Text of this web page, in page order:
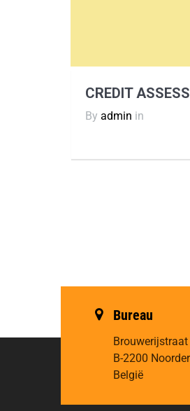
CREDIT
By admin in
Bureau
Brouwerijstraat
B-2200
België